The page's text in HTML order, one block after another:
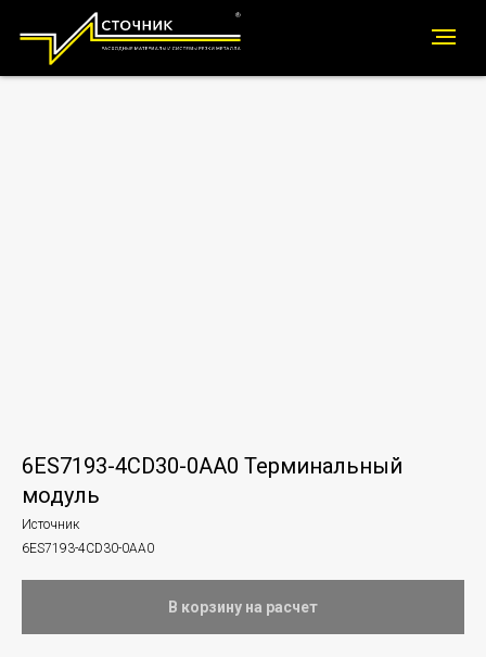
6ES7193-4CD30-0AA0 Терминальный
модуль
Источник
6ES7193-4CD30-0AA0
В корзину на расчет